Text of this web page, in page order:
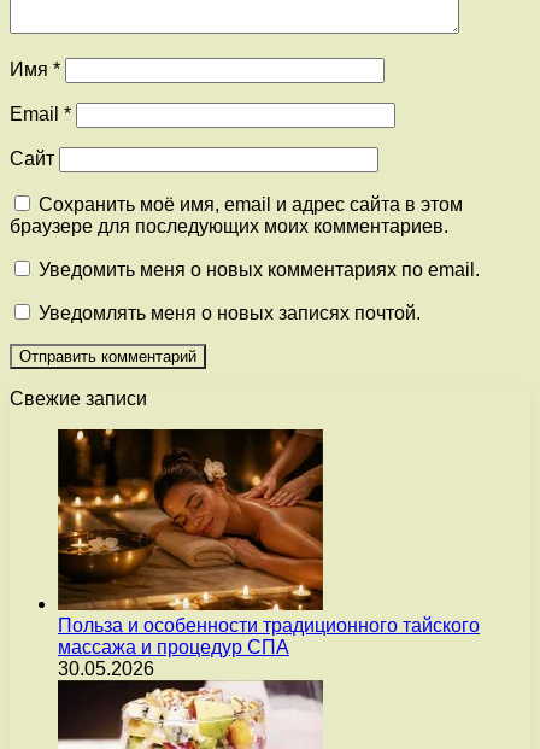
Имя *
Email *
Сайт
Сохранить моё имя, email и адрес сайта в этом
браузере для последующих моих комментариев.
Уведомить меня о новых комментариях по email.
Уведомлять меня о новых записях почтой.
Свежие записи
Польза и особенности традиционного тайского
массажа и процедур СПА
30.05.2026